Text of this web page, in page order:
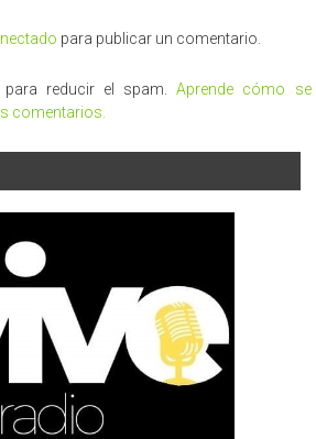
para publicar un comentario.
para reducir el spam.Aprende cómo se
comentarios.